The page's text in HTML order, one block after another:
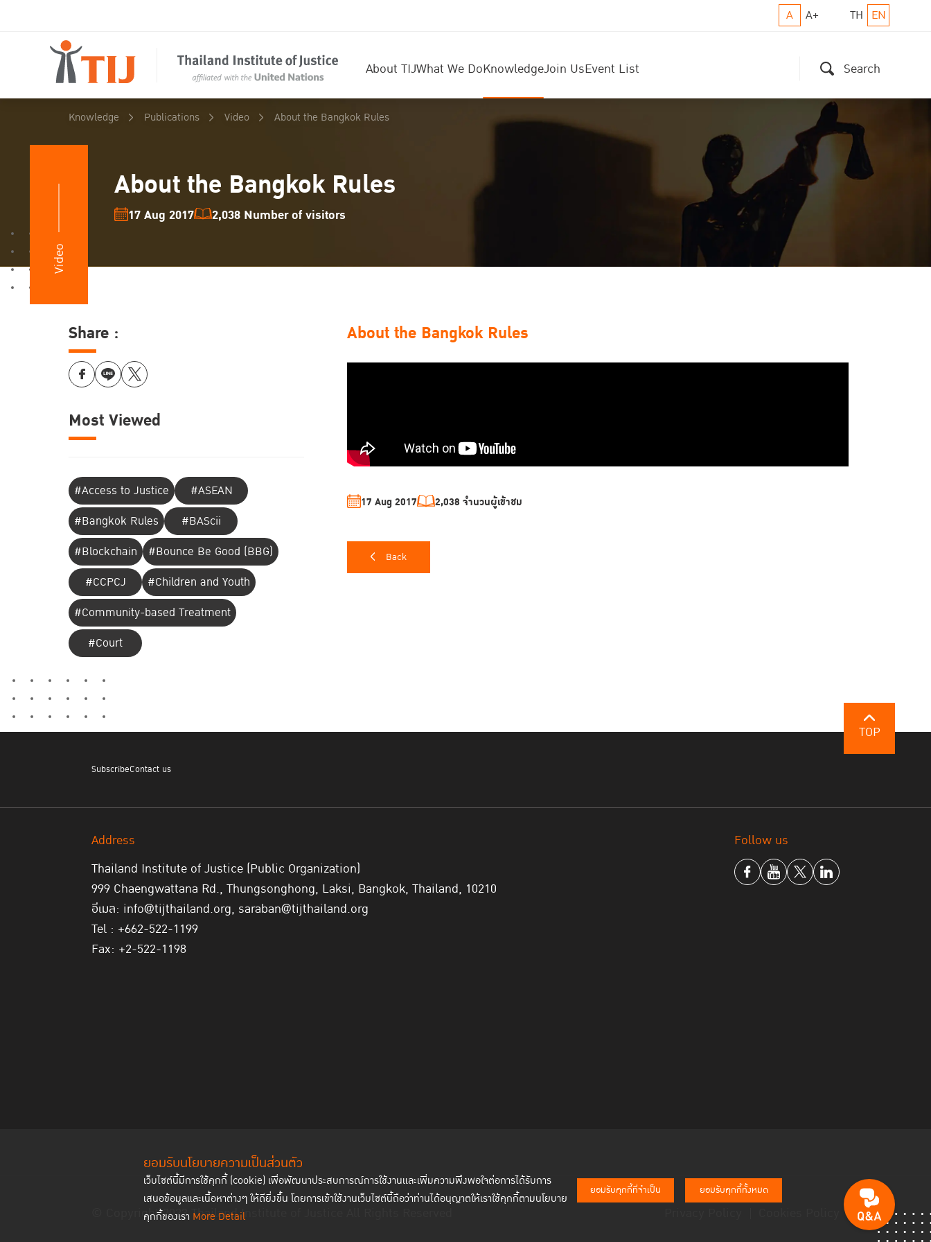
A A+ TH EN
About TIJWhat We DoKnowledgeJoin UsEvent List Search
ยอมรับนโยบายความเป็นส่วนตัว
เว็บไซต์นี้มีการใช้คุกกี้ (cookie) เพื่อพัฒนาประสบการณ์การใช้งานและเพิ่มความพึงพอใจต่อการได้รับการ
เสนอข้อมูลและเนื้อหาต่างๆ ให้ดียิ่งขึ้น โดยการเข้าใช้งานเว็บไซต์นี้ถือว่าท่านได้อนุญาตให้เราใช้คุกกี้ตามนโยบาย
คุกกี้ของเรา More Detail
ยอมรับคุกกี้ที่จำเป็น ยอมรับคุกกี้ทั้งหมด
Knowledge Publications Video About the Bangkok Rules
Video
About the Bangkok Rules
17 Aug 2017 2,038 Number of visitors
About the Bangkok Rules
17 Aug 2017 2,038 จำนวนผู้เข้าชม
Back
Share :
Most Viewed
#Access to Justice
#ASEAN
#Bangkok Rules
#BAScii
#Blockchain
#Bounce Be Good (BBG)
#CCPCJ
#Children and Youth
#Community-based Treatment
#Court
TOP
SubscribeContact us
Address
Thailand Institute of Justice (Public Organization)
999 Chaengwattana Rd., Thungsonghong, Laksi, Bangkok, Thailand, 10210
อีเมล: info@tijthailand.org, saraban@tijthailand.org
Tel : +662-522-1199
Fax: +2-522-1198
Follow us
© Copyright 2023 Thailand Institute of Justice All Rights Reserved